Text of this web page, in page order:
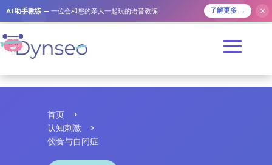
AI 助手教练 — 一位会和您的亲人一起玩的语音教练 了解更多 → ✕
首页
>
认知刺激
>
饮食与自闭症